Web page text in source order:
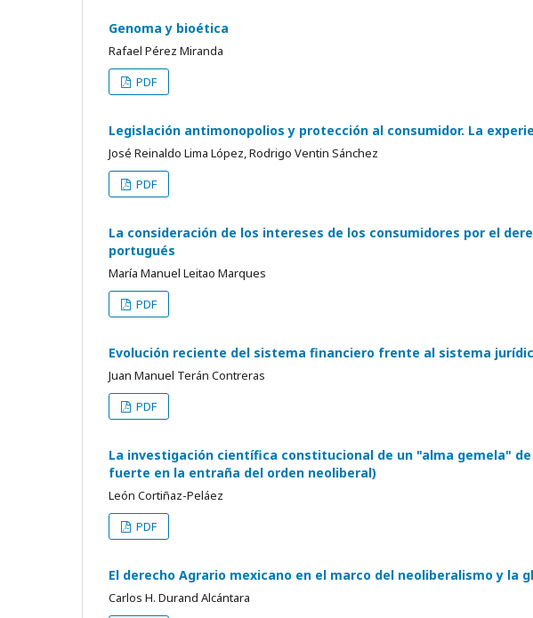
Genoma y bioética
Rafael Pérez Miranda
PDF
Legislación antimonopolios y protección al consumidor. La
José Reinaldo Lima López, Rodrigo Ventin Sánchez
PDF
La consideración de los intereses de los consumidores por el
portugués
María Manuel Leitao Marques
PDF
Evolución reciente del sistema financiero frente al sistema
Juan Manuel Terán Contreras
PDF
La investigación científica constitucional de un "alma gemela" de
fuerte en la entraña del orden neoliberal)
León Cortiñaz-Peláez
PDF
El derecho Agrario mexicano en el marco del neoliberalismo y la
Carlos H. Durand Alcántara